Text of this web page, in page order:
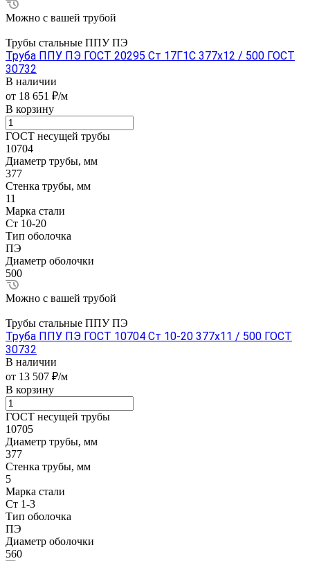
Можно с вашей трубой
Трубы стальные ППУ ПЭ
Труба ППУ ПЭ ГОСТ 20295 Ст 17Г1С 377x12 / 500 ГОСТ
30732
В наличии
от 18 651 ₽/м
В корзину
ГОСТ несущей трубы
10704
Диаметр трубы, мм
377
Стенка трубы, мм
11
Марка стали
Ст 10-20
Тип оболочка
ПЭ
Диаметр оболочки
500
Можно с вашей трубой
Трубы стальные ППУ ПЭ
Труба ППУ ПЭ ГОСТ 10704 Ст 10-20 377x11 / 500 ГОСТ
30732
В наличии
от 13 507 ₽/м
В корзину
ГОСТ несущей трубы
10705
Диаметр трубы, мм
377
Стенка трубы, мм
5
Марка стали
Ст 1-3
Тип оболочка
ПЭ
Диаметр оболочки
560